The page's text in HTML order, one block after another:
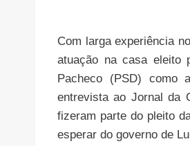
Com larga experiência
atuação na casa eleito
Pacheco (PSD) como
entrevista ao Jornal da
fizeram parte do pleito
esperar do governo de